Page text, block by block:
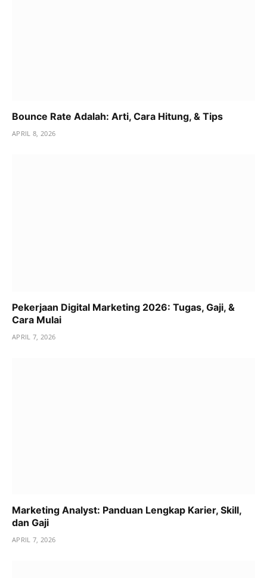
Bounce Rate Adalah: Arti, Cara Hitung, & Tips
APRIL 8, 2026
Pekerjaan Digital Marketing 2026: Tugas, Gaji, &
Cara Mulai
APRIL 7, 2026
Marketing Analyst: Panduan Lengkap Karier, Skill,
dan Gaji
APRIL 7, 2026